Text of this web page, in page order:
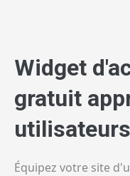
Widget
gratuit
utilisateurs
Équipez votre site